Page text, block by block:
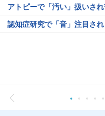
アトピーで「汚い」扱いさ
認知症研究で「音」注目さ